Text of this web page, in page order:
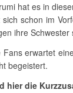
hat es in
sich schon im
ihre
Fans erwartet
begeistert.
hier die